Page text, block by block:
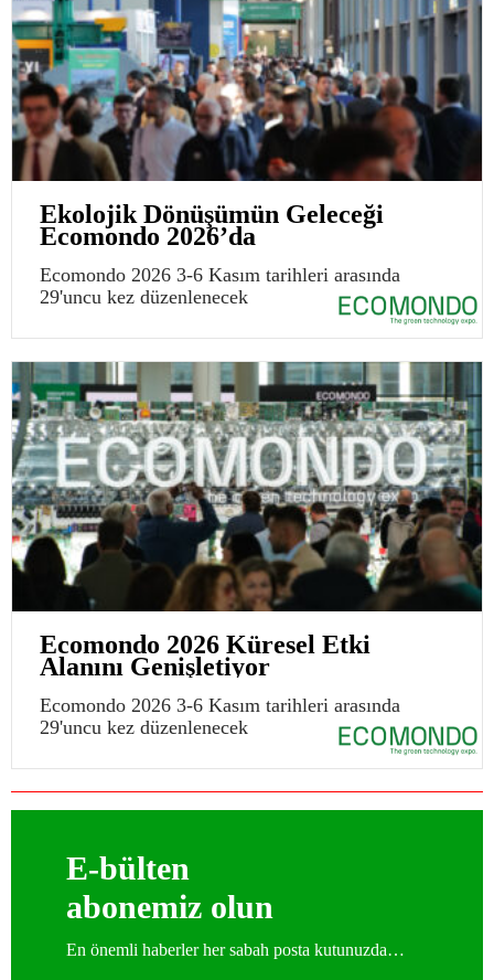
Ekolojik Dönüşümün Geleceği
Ecomondo 2026’da
Ecomondo 2026 3-6 Kasım tarihleri arasında
29'uncu kez düzenlenecek
Ecomondo 2026 Küresel Etki
Alanını Genişletiyor
Ecomondo 2026 3-6 Kasım tarihleri arasında
29'uncu kez düzenlenecek
E-bülten
abonemiz olun
En önemli haberler her sabah posta kutunuzda…